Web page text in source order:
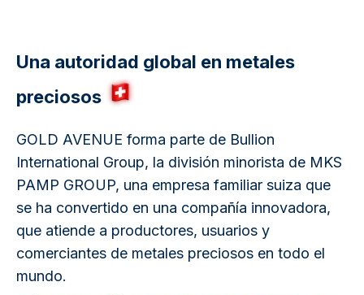
Una autoridad global en metales
preciosos
GOLD AVENUE forma parte de Bullion
International Group, la división minorista de MKS
PAMP GROUP, una empresa familiar suiza que
se ha convertido en una compañía innovadora,
que atiende a productores, usuarios y
comerciantes de metales preciosos en todo el
mundo.